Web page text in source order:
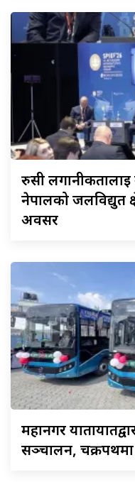
रुसी
नेपालको जलविद्युत
अवसर
महानगर
सञ्चालन, चक्रपथमा